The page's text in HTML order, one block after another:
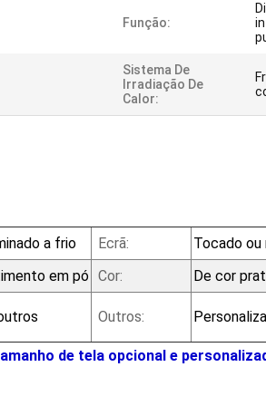
Função:
Sistema De
Irradiação De
Calor:
a frio Ecrã:
Tocado
em pó Cor:
De cor
Outros:
de tela opcional e